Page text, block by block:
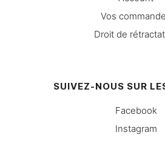
Vos
Droit de
SUIVEZ-NOUS SUR
Facebook
Instagram